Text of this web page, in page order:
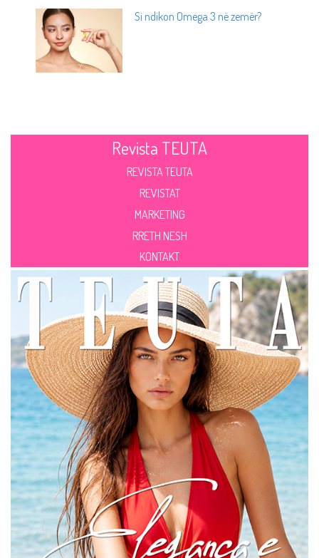
Si ndikon Omega 3 në zemër?
Revista TEUTA
REVISTA TEUTA
REVISTAT
MARKETING
RRETH NESH
KONTAKT